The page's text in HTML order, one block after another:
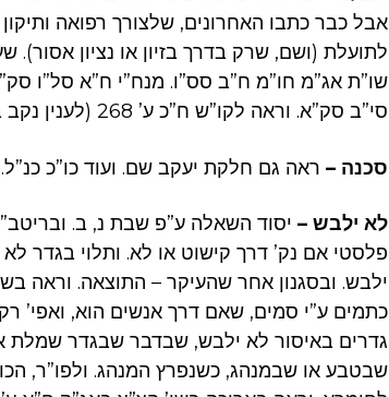
אבל כבר כתבו האחרונים, שלצורך רפואה
לתועלת (ושם, שרק בדרך בזיון או נציון אסור).
שו”ת אג”מ חו”מ ח”ב סס”ו. מנח”י ח”א סל”ו
סי”ב סק”א. וראה לקו”ש ח”כ ע’ 268 (לענין נקב באזניים עבור עגילים).
סכנה – ראה גם חלקת יעקב שם. ועוד כו”כ
לא ילבש – יסוד השאלה ע”פ שבת נ, ב.
פלסטי אם נק’ דרך קישוט או לא. ותלוי בגדר
ילבש. ובסגנון אחר שהעיקר – התוצאה. וראה
כתמים ע”י סמים, שאם דרך אנשים הוא, ואפי’
גדרים באיסור לא ילבש, שבדבר שבגדר
שבטבע או שבמנהג, כשנפרץ המנהג. ולפו”ר,